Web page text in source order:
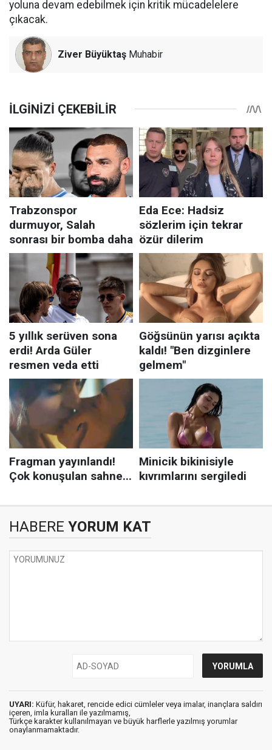
yoluna devam edebilmek için kritik mücadelelere
çıkacak.
Ziver Büyüktaş Muhabir
HABERE YORUM KAT
UYARI: Küfür, hakaret, rencide edici cümleler veya imalar, inançlara saldırı
içeren, imla kuralları ile yazılmamış,
Türkçe karakter kullanılmayan ve büyük harflerle yazılmış yorumlar
onaylanmamaktadır.